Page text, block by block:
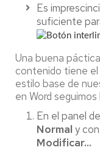
Es
suficiente
Una buena
contenido tiene el
estilo base de
en Word
En el panel de
Normal y
Modificar...